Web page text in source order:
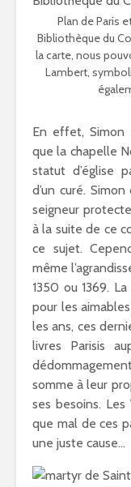
Plan de Paris
Bibliothèque du
la carte, nous
Lambert,
En effet, Simon
que la chapelle
statut d’église
d’un curé.
seigneur
à la suite de ce
ce sujet.
même
1350 ou 1369.
pour les
les ans, ces
livres Parisis
somme à leur
ses besoins. Les
que mal de ces
une juste cause…